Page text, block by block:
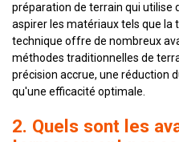
préparation de terrain qui utilise
aspirer les matériaux tels que la
technique offre de nombreux
méthodes traditionnelles de
précision accrue, une réduction
qu'une efficacité optimale.
2. Quels sont les